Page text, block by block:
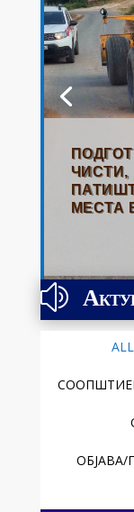
МЕСТА
z
ALL